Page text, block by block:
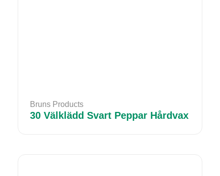
Bruns Products
30 Välklädd Svart Peppar Hårdvax